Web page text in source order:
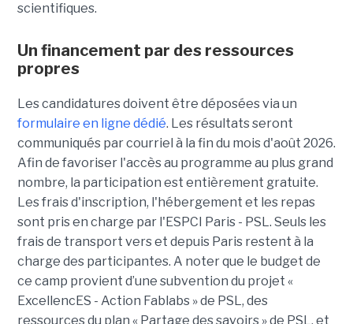
scientifiques.
Un financement par des ressources
propres
Les candidatures doivent être déposées via un
formulaire en ligne dédié. Les résultats seront
communiqués par courriel à la fin du mois d'août 2026.
Afin de favoriser l'accès au programme au plus grand
nombre, la participation est entièrement gratuite.
Les frais d'inscription, l'hébergement et les repas
sont pris en charge par l'ESPCI Paris - PSL. Seuls les
frais de transport vers et depuis Paris restent à la
charge des participantes. A noter que le budget de
ce camp provient d’une subvention du projet «
ExcellencES - Action Fablabs » de PSL, des
ressources du plan « Partage des savoirs » de PSL, et